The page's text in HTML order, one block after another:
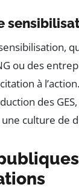
ou des
à
des
culture de